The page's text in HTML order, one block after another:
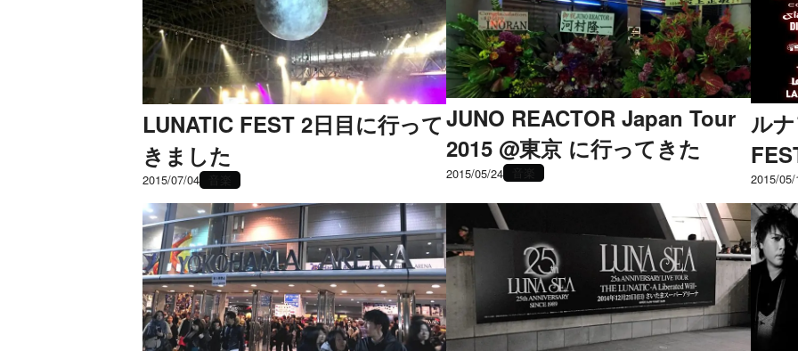
LUNATIC FEST 2日目に行って
きました
2015/07/04 音楽
JUNO REACTOR Japan Tour
2015 @東京 に行ってきた
2015/05/24 音楽
ル
2015/05/